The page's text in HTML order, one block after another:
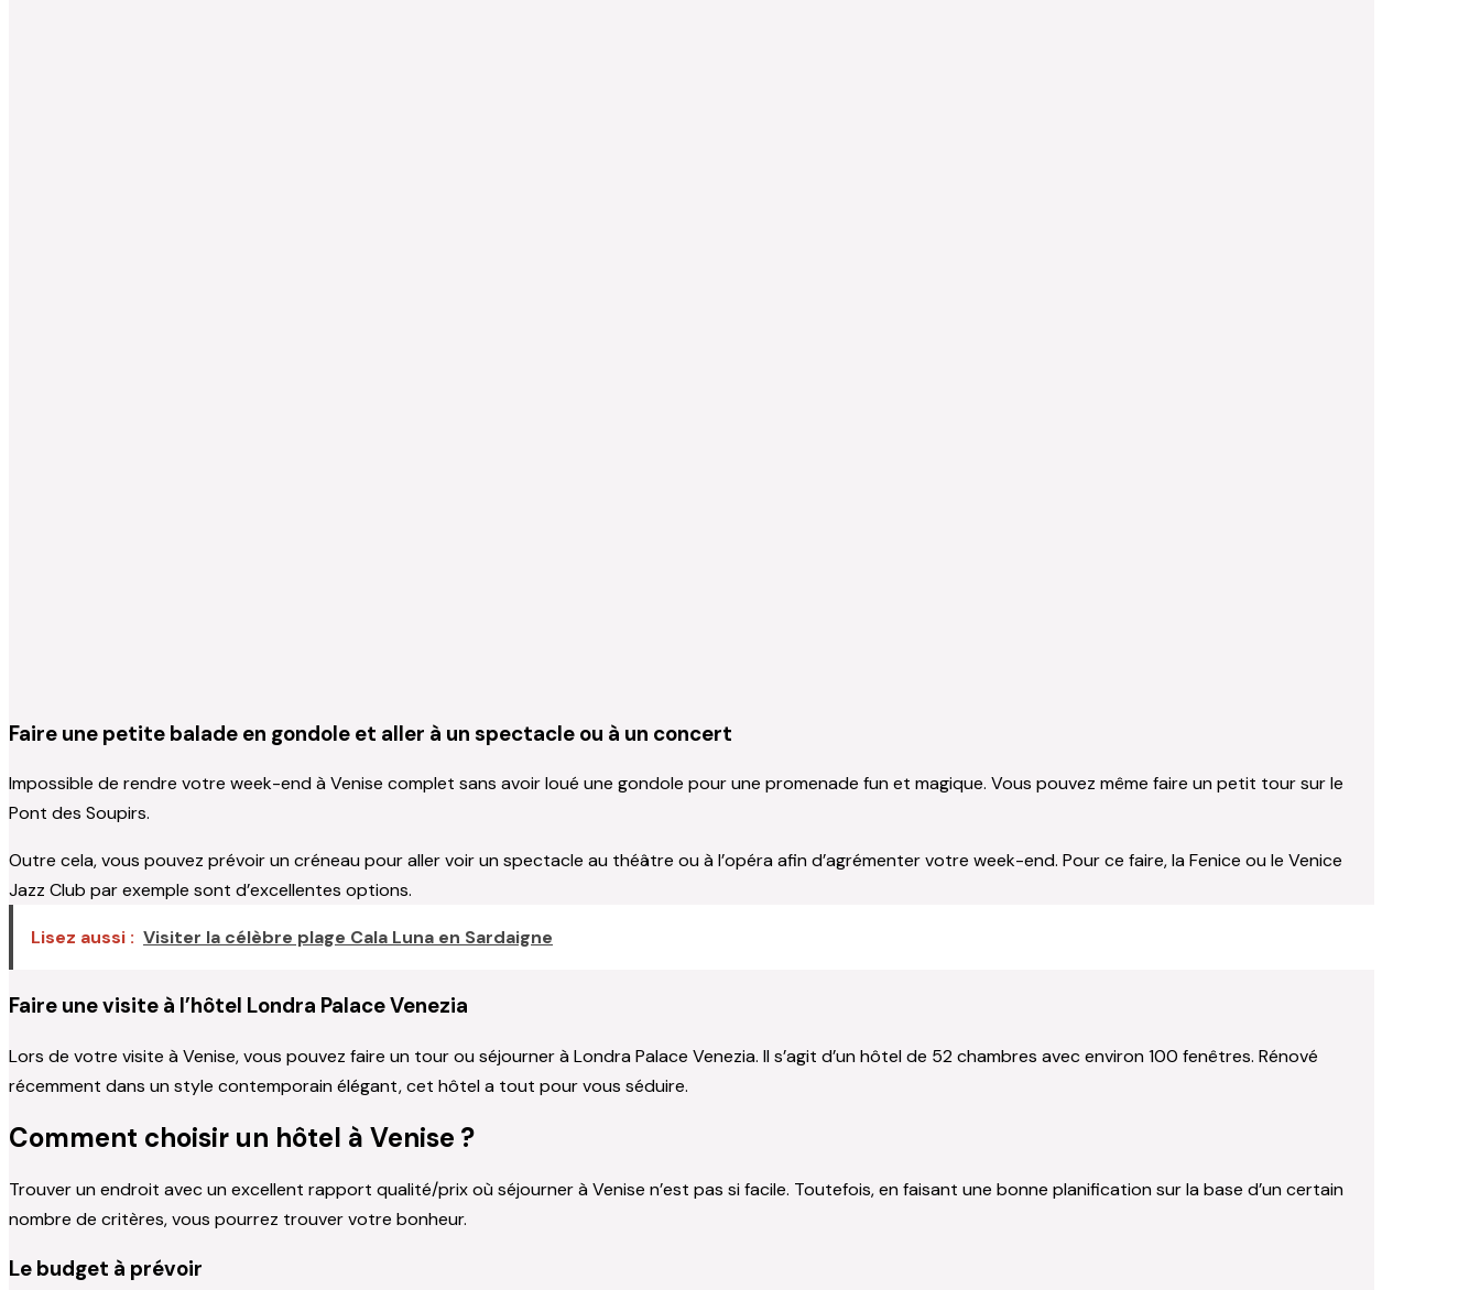
Faire une petite balade en gondole et aller à un spectacle ou à un concert
Impossible de rendre votre week-end à Venise complet sans avoir loué une gondole pour une promenade fun et magique. Vous pouvez même faire un petit tour sur le
Pont des Soupirs.
Outre cela, vous pouvez prévoir un créneau pour aller voir un spectacle au théâtre ou à l’opéra afin d’agrémenter votre week-end. Pour ce faire, la Fenice ou le Venice
Jazz Club par exemple sont d’excellentes options.
Lisez aussi : Visiter la célèbre plage Cala Luna en Sardaigne
Faire une visite à l’hôtel Londra Palace Venezia
Lors de votre visite à Venise, vous pouvez faire un tour ou séjourner à Londra Palace Venezia. Il s’agit d’un hôtel de 52 chambres avec environ 100 fenêtres. Rénové
récemment dans un style contemporain élégant, cet hôtel a tout pour vous séduire.
Comment choisir un hôtel à Venise ?
Trouver un endroit avec un excellent rapport qualité/prix où séjourner à Venise n’est pas si facile. Toutefois, en faisant une bonne planification sur la base d’un certain
nombre de critères, vous pourrez trouver votre bonheur.
Le budget à prévoir